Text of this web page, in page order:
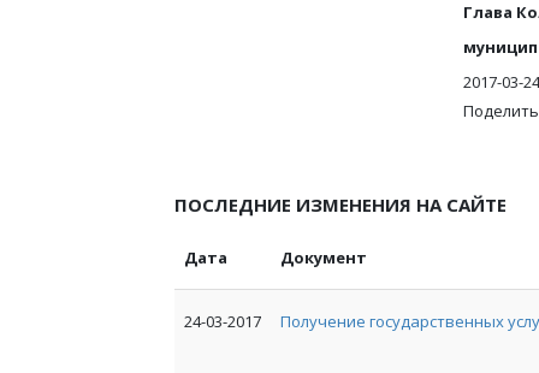
Глава
2017-03-24
ПОСЛЕДНИЕ ИЗМЕНЕНИЯ НА САЙТЕ
Дата Документ
24-03-2017 Получение государственных